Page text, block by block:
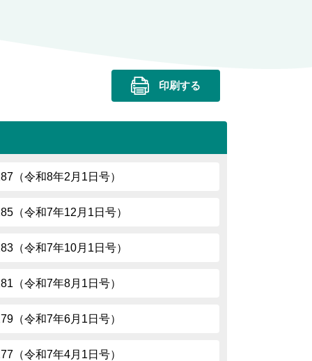
印刷する
（令和8年2月1日号）
（令和7年12月1日号）
（令和7年10月1日号）
（令和7年8月1日号）
（令和7年6月1日号）
（令和7年4月1日号）